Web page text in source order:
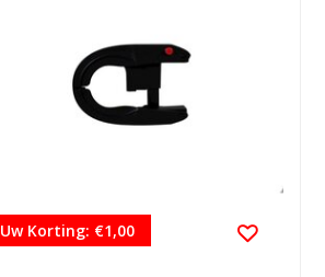
Uw Korting: €1,00